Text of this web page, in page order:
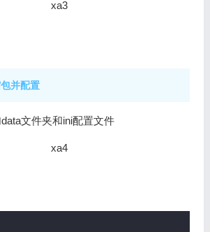
并配置
文件夹和ini配置文件